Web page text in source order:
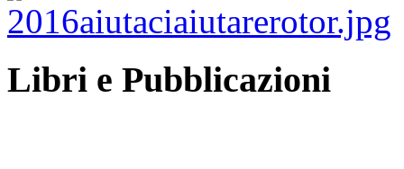
Libri e Pubblicazioni